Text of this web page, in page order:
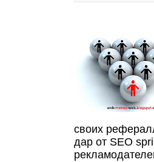
своих
дар от SEO